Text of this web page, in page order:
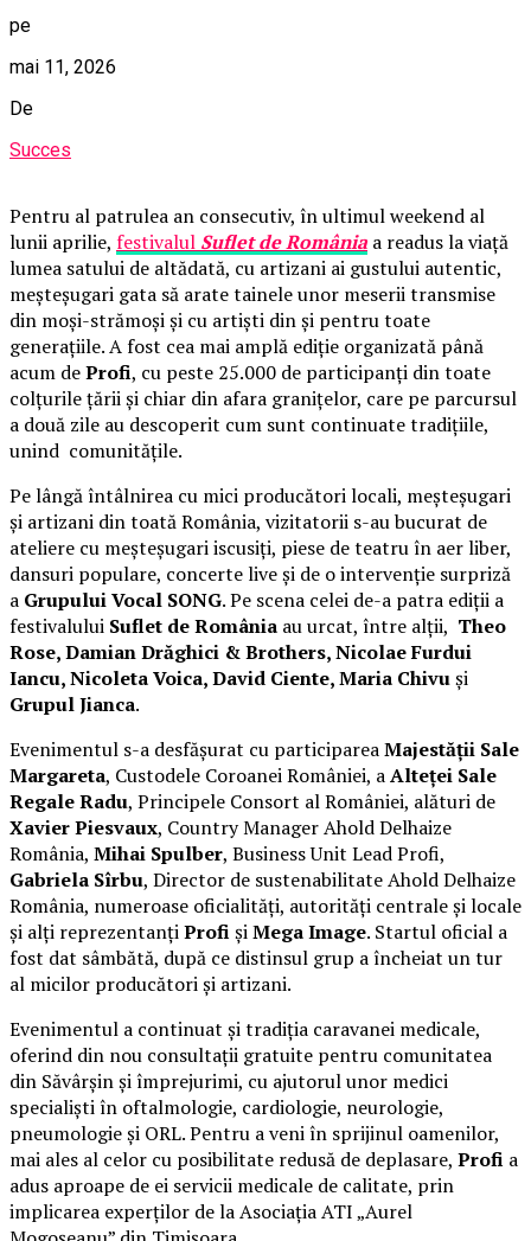
pe
mai 11, 2026
De
Succes
Pentru al patrulea an consecutiv, în ultimul weekend al
lunii aprilie, festivalul Suflet de România a readus la viață
lumea satului de altădată, cu artizani ai gustului autentic,
meșteșugari gata să arate tainele unor meserii transmise
din moși-strămoși și cu artiști din și pentru toate
generațiile. A fost cea mai amplă ediție organizată până
acum deProfi, cu peste 25.000 de participanți din toate
colțurile țării și chiar din afara granițelor, care pe parcursul
a două zile au descoperit cum sunt continuate tradițiile,
unind comunitățile.
Pe lângă întâlnirea cu mici producători locali, meșteșugari
și artizani din toată România, vizitatorii s-au bucurat de
ateliere cu meșteșugari iscusiți, piese de teatru în aer liber,
dansuri populare, concerte live și de o intervenție surpriză
a Grupului Vocal SONG. Pe scena celei de-a patra ediții a
festivalului Suflet de România au urcat, între alții, Theo
Rose, Damian Drăghici & Brothers, Nicolae Furdui
Iancu, Nicoleta Voica, David Ciente, Maria Chivuși
Grupul Jianca.
Evenimentul s-a desfășurat cu participareaMajestății Sale
Margareta, Custodele Coroanei României, aAlteței Sale
Regale Radu, Principele Consort al României, alături de
Xavier Piesvaux, Country Manager Ahold Delhaize
România, Mihai Spulber, Business Unit Lead Profi,
Gabriela Sîrbu, Director de sustenabilitate Ahold Delhaize
România, numeroase oficialități, autorități centrale și locale
și alți reprezentanțiProfișiMega Image. Startul oficial a
fost dat sâmbătă, după ce distinsul grup a încheiat un tur
al micilor producători și artizani.
Evenimentul a continuat și tradiția caravanei medicale,
oferind din nou consultații gratuite pentru comunitatea
din Săvârșin și împrejurimi, cu ajutorul unor medici
specialiști în oftalmologie, cardiologie, neurologie,
pneumologie și ORL. Pentru a veni în sprijinul oamenilor,
mai ales al celor cu posibilitate redusă de deplasare, Profi a
adus aproape de ei servicii medicale de calitate, prin
implicarea experților de la Asociația ATI „Aurel